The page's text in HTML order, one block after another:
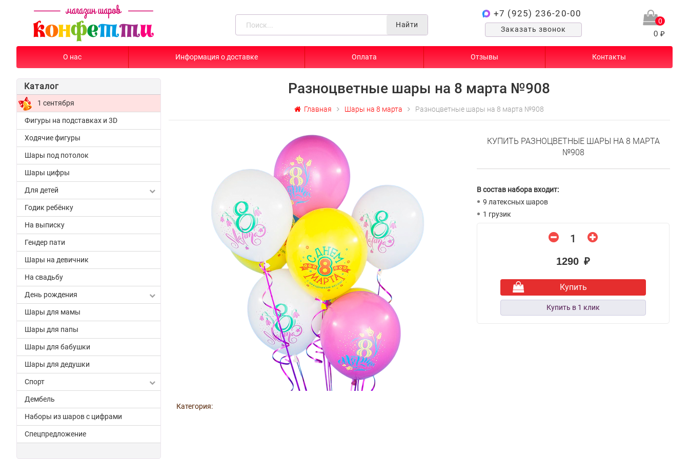
Найти
+7 (925) 236-20-00
Заказать звонок
0
0 ₽
О нас Информация о доставке Оплата Отзывы Контакты
Каталог
1 сентября
Фигуры на подставках и 3D
Ходячие фигуры
Шары под потолок
Шары цифры
Для детей
Годик ребёнку
На выписку
Гендер пати
Шары на девичник
На свадьбу
День рождения
Шары для мамы
Шары для папы
Шары для бабушки
Шары для дедушки
Спорт
Дембель
Наборы из шаров с цифрами
Спецпредложение
Разноцветные шары на 8 марта №908
Главная Шары на 8 марта Разноцветные шары на 8 марта №908
Категория:
КУПИТЬ РАЗНОЦВЕТНЫЕ ШАРЫ НА 8 МАРТА
№908
В состав набора входит:
9 латексных шаров
1 грузик
1290 ₽
Купить